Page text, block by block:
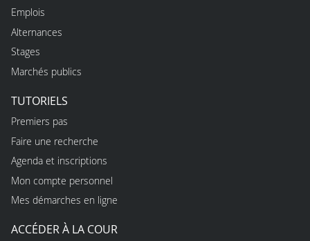
Emplois
Alternances
Stages
Marchés publics
TUTORIELS
Premiers pas
Faire une recherche
Agenda et inscriptions
Mon compte personnel
Mes démarches en ligne
ACCÉDER À LA COUR